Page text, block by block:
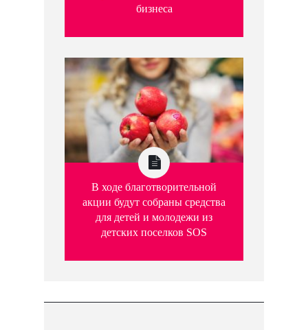
бизнеса
В ходе благотворительной
акции будут собраны средства
для детей и молодежи из
детских поселков SOS